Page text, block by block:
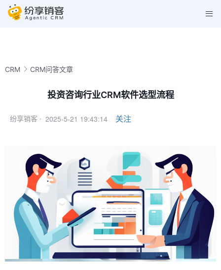
CRM CRM问答文章
投资咨询行业CRM软件选型流程
纷享销客 · 2025-5-21 19:43:14 关注